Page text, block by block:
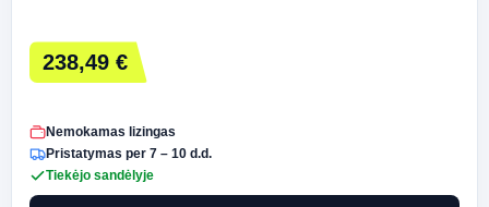
238,49 €
Nemokamas lizingas
Pristatymas per 7 – 10 d.d.
Tiekėjo sandėlyje